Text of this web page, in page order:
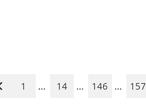
Vorige
1 … 14 … 146 … 157